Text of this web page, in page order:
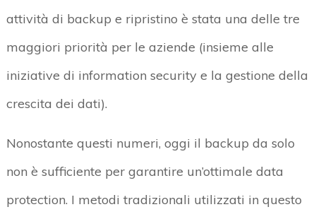
attività di backup e ripristino è stata una delle tre
maggiori priorità per le aziende (insieme alle
iniziative di information security e la gestione della
crescita dei dati).
Nonostante questi numeri, oggi il backup da solo
non è sufficiente per garantire un’ottimale data
protection. I metodi tradizionali utilizzati in questo